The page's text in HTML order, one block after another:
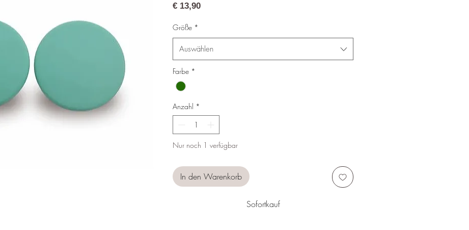
€ 13,90Preis
Größe *
Auswählen
Farbe *
Anzahl *
Nur noch 1 verfügbar
In den Warenkorb
Sofortkauf